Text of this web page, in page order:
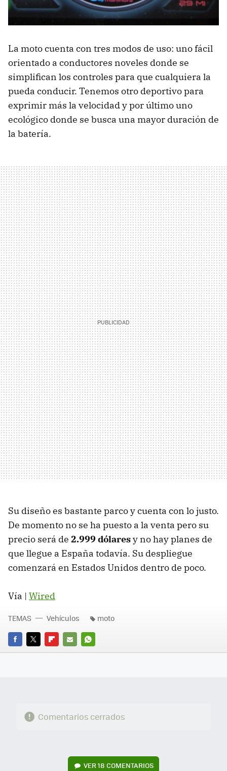
La moto cuenta con tres modos de uso: uno fácil
orientado a conductores noveles donde se
simplifican los controles para que cualquiera la
pueda conducir. Tenemos otro deportivo para
exprimir más la velocidad y por último uno
ecológico donde se busca una mayor duración de
la batería.
Su diseño es bastante parco y cuenta con lo justo.
De momento no se ha puesto a la venta pero su
precio será de 2.999 dólaresy no hay planes de
que llegue a España todavía. Su despliegue
comenzará en Estados Unidos dentro de poco.
Vía | Wired
FACEBOOK
TWITTERFLIPBOARD
E-
WHATSAPP
TEMAS Vehículos moto
Comentarios cerrados
VER18 COMENTARIOS